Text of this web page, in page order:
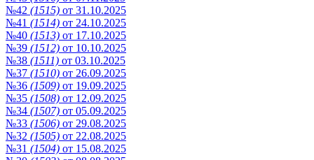
№42 (1515) от 31.10.2025
№41 (1514) от 24.10.2025
№40 (1513) от 17.10.2025
№39 (1512) от 10.10.2025
№38 (1511) от 03.10.2025
№37 (1510) от 26.09.2025
№36 (1509) от 19.09.2025
№35 (1508) от 12.09.2025
№34 (1507) от 05.09.2025
№33 (1506) от 29.08.2025
№32 (1505) от 22.08.2025
№31 (1504) от 15.08.2025